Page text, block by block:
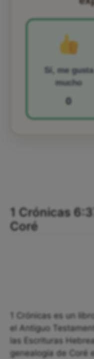
Sí, me gusta
mucho
0
1 Crónicas
Coré
1 Crónicas es un
el Antiguo
las Escrituras
genealogía de Coré